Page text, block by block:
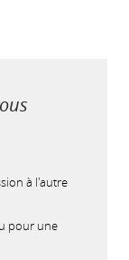
à l'autre
pour une